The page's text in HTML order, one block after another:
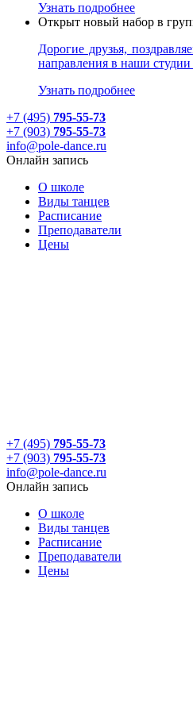
Узнать подробнее
Открыт новый набор в
Дорогие друзья,
направления в наши студии
Узнать подробнее
+7 (495) 795-55-73
+7 (903) 795-55-73
info@pole-dance.ru
Онлайн запись
О школе
Виды танцев
Расписание
Преподаватели
Цены
+7 (495) 795-55-73
+7 (903) 795-55-73
info@pole-dance.ru
Онлайн запись
О школе
Виды танцев
Расписание
Преподаватели
Цены